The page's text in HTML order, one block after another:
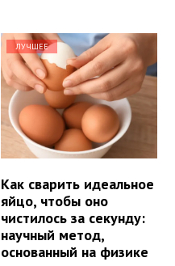
ЛУЧШЕЕ
Как сварить идеальное
яйцо, чтобы оно
чистилось за секунду:
научный метод,
основанный на физике